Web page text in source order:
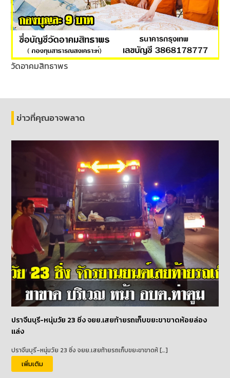
วัดอาคมสิทธาพร
ข่าวที่คุณอาจพลาด
ปราจีนบุรี-หนุ่มวัย 23 ซิ่ง จยย.เสยท้ายรถเก็บขยะขาขาดห้อยล่อง
แล่ง
ปราจีนบุรี-หนุ่มวัย 23 ซิ่ง จยย.เสยท้ายรถเก็บขยะขาขาดห้ […]
เพิ่มเติม